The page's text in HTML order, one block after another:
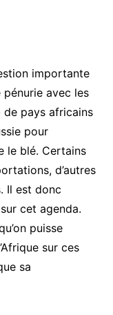
importante
avec les
de pays africains
pour
le blé. Certains
d’autres
Il est donc
cet agenda.
puisse
sur ces
sa